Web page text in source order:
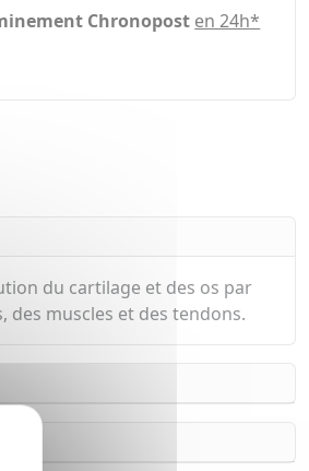
Chronopost en 24h*
du cartilage et des os par
des muscles et des tendons.